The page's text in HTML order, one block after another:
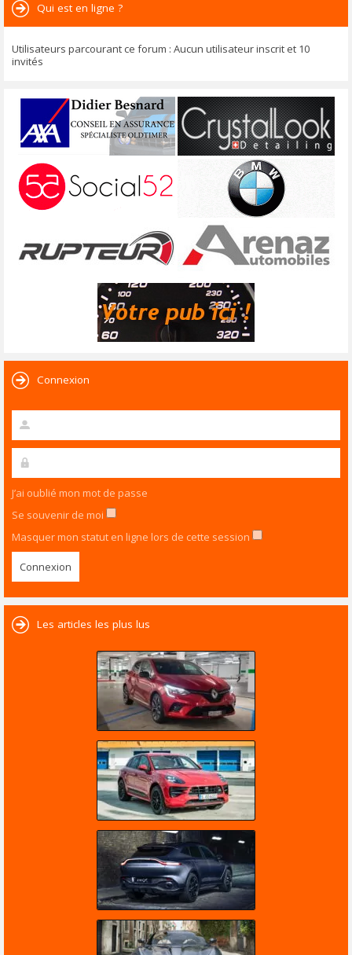
Qui est en ligne ?
Utilisateurs parcourant ce forum : Aucun utilisateur inscrit et 10
invités
Connexion
J’ai oublié mon mot de passe
Se souvenir de moi
Masquer mon statut en ligne lors de cette session
Les articles les plus lus